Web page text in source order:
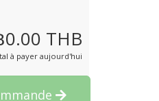
0.00 THB
à payer aujourd'hui